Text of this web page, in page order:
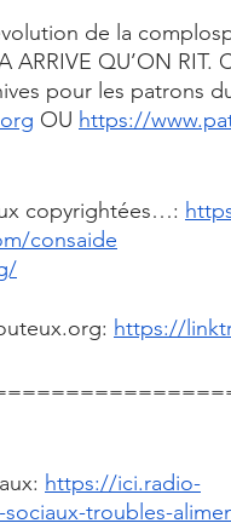
de la
ARRIVE QU’ON
pour les patrons
OU https://
copyrightées…:
consaide
https://
https://ici.radio-
troubles-